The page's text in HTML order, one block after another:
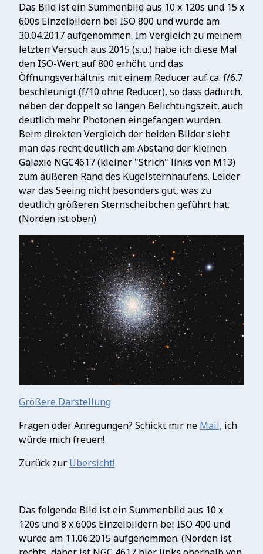
Das Bild ist ein Summenbild aus 10 x 120s und 15 x
600s Einzelbildern bei ISO 800 und wurde am
30.04.2017 aufgenommen. Im Vergleich zu meinem
letzten Versuch aus 2015 (s.u.) habe ich diese Mal
den ISO-Wert auf 800 erhöht und das
Öffnungsverhältnis mit einem Reducer auf ca. f/6.7
beschleunigt (f/10 ohne Reducer), so dass dadurch,
neben der doppelt so langen Belichtungszeit, auch
deutlich mehr Photonen eingefangen wurden.
Beim direkten Vergleich der beiden Bilder sieht
man das recht deutlich am Abstand der kleinen
Galaxie NGC4617 (kleiner "Strich" links von M13)
zum äußeren Rand des Kugelsternhaufens. Leider
war das Seeing nicht besonders gut, was zu
deutlich größeren Sternscheibchen geführt hat.
(Norden ist oben)
Größere Darstellung
Fragen oder Anregungen? Schickt mir ne Mail, ich
würde mich freuen!
Zurück zur Übersicht!
Das folgende Bild ist ein Summenbild aus 10 x
120s und 8 x 600s Einzelbildern bei ISO 400 und
wurde am 11.06.2015 aufgenommen. (Norden ist